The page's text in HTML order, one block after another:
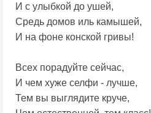
И с улыбкой до ушей,
Средь домов иль камышей,
И на фоне конской гривы!
Всех порадуйте сейчас,
И чем хуже селфи - лучше,
Тем вы выглядите круче,